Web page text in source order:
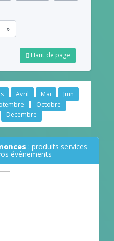
»
Haut de page
Avril Mai
Juin
Octobre
Decembre
: produits services
événements